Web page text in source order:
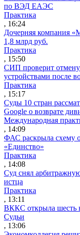
по ВЭД ЕАЭС
Практика
, 16:24
Дочерняя компания
1,8 млрд руб.
Практика
, 15:50
СИП проверит отмену
устройствами после
Практика
, 15:17
Суды 10 стран
Google о возврате
Международная
, 14:09
ФАС раскрыла схему
«Единство»
Практика
, 14:08
Суд снял
истца
Практика
, 13:11
ВККС открыла шесть
Судьи
, 13:06